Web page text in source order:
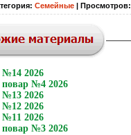
: Семейные| Просмотров:
2026
№4 2026
2026
2026
2026
№3 2026